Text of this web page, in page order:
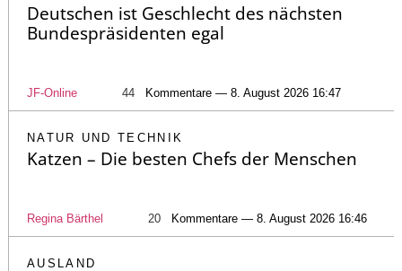
Deutschen ist Geschlecht des nächsten
Bundespräsidenten egal
JF-Online 44 Kommentare — 8. August 2026 16:47
NATUR UND TECHNIK
Katzen – Die besten Chefs der Menschen
Regina Bärthel 20 Kommentare — 8. August 2026 16:46
AUSLAND